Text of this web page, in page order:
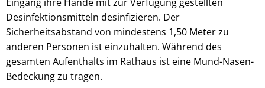
Desinfektionsmitteln desinfizieren. Der
Sicherheitsabstand von mindestens 1,50 Meter zu
anderen Personen ist einzuhalten. Während des
gesamten Aufenthalts im Rathaus ist eine Mund-Nasen-
Bedeckung zu tragen.